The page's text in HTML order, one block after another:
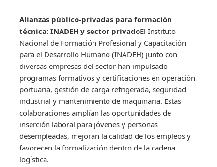
Alianzas público-privadas para formación
técnica: INADEH y sector privadoEl Instituto
Nacional de Formación Profesional y Capacitación
para el Desarrollo Humano (INADEH) junto con
diversas empresas del sector han impulsado
programas formativos y certificaciones en operación
portuaria, gestión de carga refrigerada, seguridad
industrial y mantenimiento de maquinaria. Estas
colaboraciones amplían las oportunidades de
inserción laboral para jóvenes y personas
desempleadas, mejoran la calidad de los empleos y
favorecen la formalización dentro de la cadena
logística.